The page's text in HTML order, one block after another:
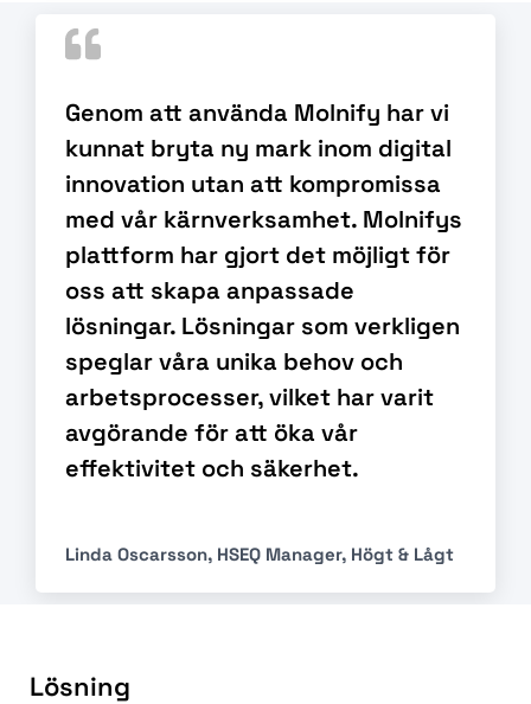
Genom att använda Molnify har vi
kunnat bryta ny mark inom digital
innovation utan att kompromissa
med vår kärnverksamhet. Molnifys
plattform har gjort det möjligt för
oss att skapa anpassade
lösningar. Lösningar som verkligen
speglar våra unika behov och
arbetsprocesser, vilket har varit
avgörande för att öka vår
effektivitet och säkerhet.
Linda Oscarsson, HSEQ Manager, Högt & Lågt
Lösning